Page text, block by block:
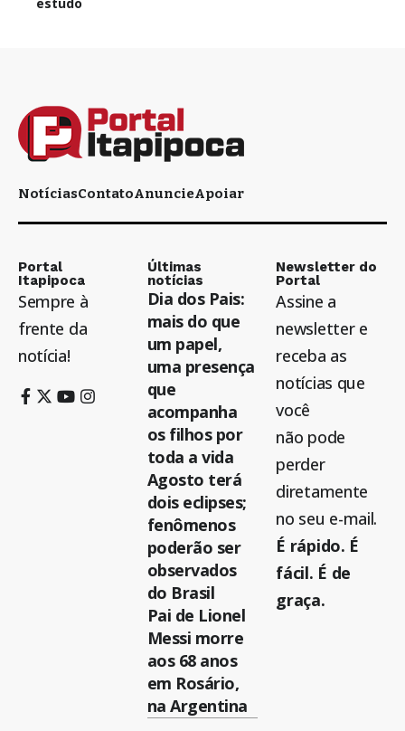
NotíciasContatoAnuncieApoiar
Portal
Itapipoca
Sempre à
frente da
notícia!
Últimas
notícias
Dia dos Pais:
mais do que
um papel,
uma presença
que
acompanha
os filhos por
toda a vida
Agosto terá
dois eclipses;
fenômenos
poderão ser
observados
do Brasil
Pai de Lionel
Messi morre
aos 68 anos
em Rosário,
na Argentina
Newsletter do
Portal
Assine a
newsletter e
receba as
notícias que
você
não pode
perder
diretamente
no seu e-mail.
É rápido. É
fácil. É de
graça.